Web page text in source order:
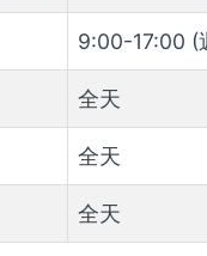
9:00-17:00 (
全天
全天
全天